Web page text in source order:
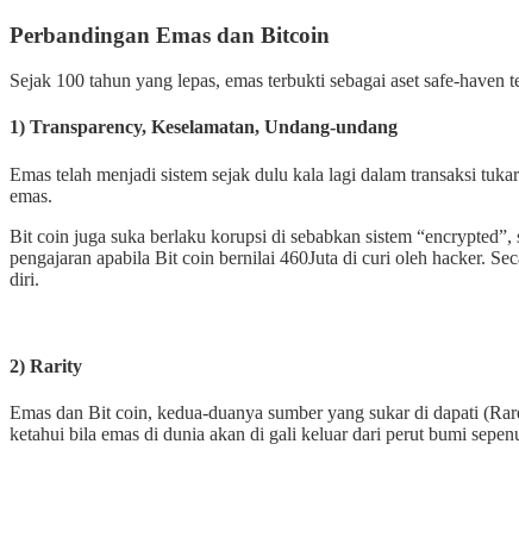
Perbandingan Emas dan Bitcoin
Sejak 100 tahun yang lepas, emas terbukti sebagai aset safe-
1) Transparency, Keselamatan, Undang-undang
Emas telah menjadi sistem sejak dulu kala lagi dalam transaksi
emas.
Bit coin juga suka berlaku korupsi di sebabkan sistem
pengajaran apabila Bit coin bernilai 460Juta di curi oleh hacker.
diri.
2) Rarity
Emas dan Bit coin, kedua-duanya sumber yang sukar di dapati
ketahui bila emas di dunia akan di gali keluar dari perut bumi